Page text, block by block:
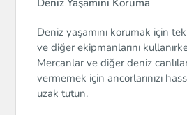
Deniz Yaşamını Koruma
Deniz yaşamını korumak için
ve diğer ekipmanlarını
Mercanlar ve diğer deniz
vermemek için ancorlarınızı
uzak tutun.